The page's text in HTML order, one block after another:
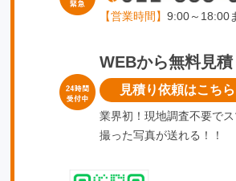
【営業時間】 9:00～18:00
WEBから無料見積
見積り依頼はこちら
業界初！現地調査不要で
撮った写真が送れる！！